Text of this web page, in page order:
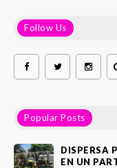
Follow Us
Popular Posts
DISPERSA
EN UN